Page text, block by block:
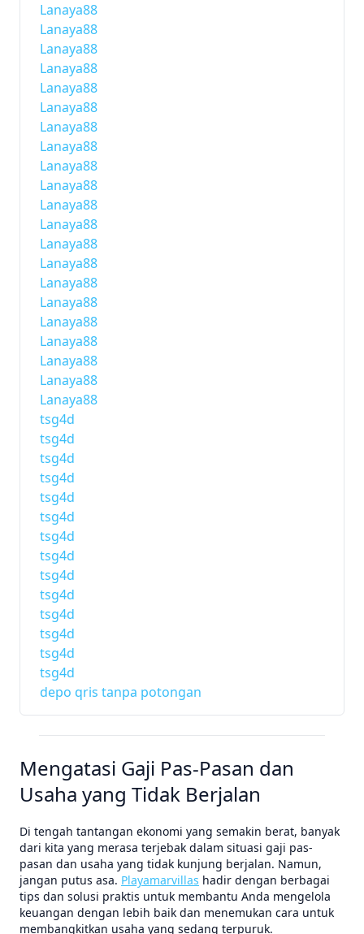
Lanaya88
Lanaya88
Lanaya88
Lanaya88
Lanaya88
Lanaya88
Lanaya88
Lanaya88
Lanaya88
Lanaya88
Lanaya88
Lanaya88
Lanaya88
Lanaya88
Lanaya88
Lanaya88
Lanaya88
Lanaya88
Lanaya88
Lanaya88
Lanaya88
tsg4d
tsg4d
tsg4d
tsg4d
tsg4d
tsg4d
tsg4d
tsg4d
tsg4d
tsg4d
tsg4d
tsg4d
tsg4d
tsg4d
depo qris tanpa potongan
Mengatasi Gaji Pas-Pasan dan
Usaha yang Tidak Berjalan
Di tengah tantangan ekonomi yang semakin berat, banyak
dari kita yang merasa terjebak dalam situasi gaji pas-
pasan dan usaha yang tidak kunjung berjalan. Namun,
jangan putus asa. Playamarvillas hadir dengan berbagai
tips dan solusi praktis untuk membantu Anda mengelola
keuangan dengan lebih baik dan menemukan cara untuk
membangkitkan usaha yang sedang terpuruk.